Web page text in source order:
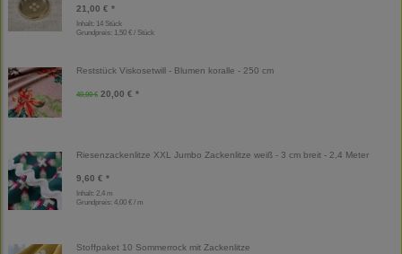
21,00 € *
Inhalt: 14 Stück
Grundpreis: 1,50 € / Stück
Reststück Viskosetwill - Blumen koralle - 250 cm
40,00 € 20,00 € *
Riesenzackenlitze XXL Jumbo Zackenlitze weiß - 3 cm breit - 2,4 Meter
9,60 € *
Inhalt: 2,4 m
Grundpreis: 4,00 € / m
Stoffpaket 10 Sommerrock mit Zackenlitze